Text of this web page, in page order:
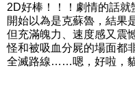
2D好棒！！！劇情的話就
開始以為是克蘇魯，結果
但充滿魄力、速度感又震
怪和被吸血分屍的場面都
全滅路線……嗯，好啦，